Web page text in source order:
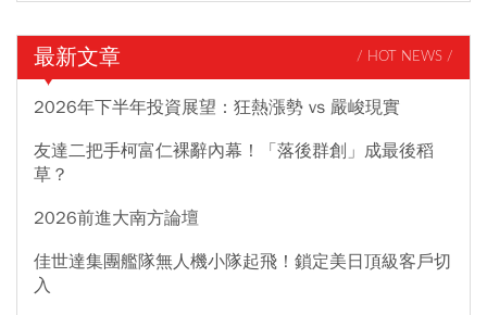
最新文章 / HOT NEWS /
2026年下半年投資展望：狂熱漲勢 vs 嚴峻現實
友達二把手柯富仁裸辭內幕！「落後群創」成最後稻
草？
2026前進大南方論壇
佳世達集團艦隊無人機小隊起飛！鎖定美日頂級客戶切
入